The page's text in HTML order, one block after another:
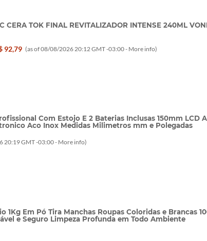
CERA TOK FINAL REVITALIZADOR INTENSE 240ML
92,79 (as of 08/08/2026 20:12 GMT -03:00 - More info)
Com Estojo E 2 Baterias Inclusas 150mm LCD
Aco Inox Medidas Milimetros mm e Polegadas
20:19 GMT -03:00 - More info)
1Kg Em Pó Tira Manchas Roupas Coloridas e Brancas
e Seguro Limpeza Profunda em Todo Ambiente